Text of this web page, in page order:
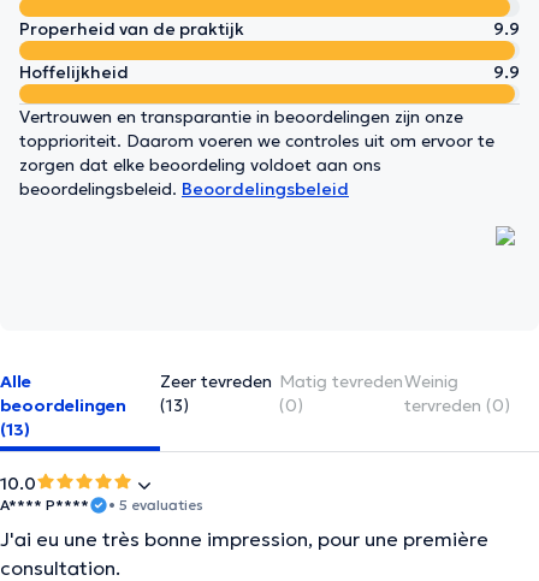
Properheid van de praktijk
9.9
Hoffelijkheid
9.9
Vertrouwen en transparantie in beoordelingen zijn onze
topprioriteit. Daarom voeren we controles uit om ervoor te
zorgen dat elke beoordeling voldoet aan ons
beoordelingsbeleid. Beoordelingsbeleid
Alle
beoordelingen
(13)
Zeer tevreden
(13)
Matig tevreden
(0)
Weinig
tervreden (0)
10.0
A**** P**** • 5 evaluaties
J'ai eu une très bonne impression, pour une première
consultation.